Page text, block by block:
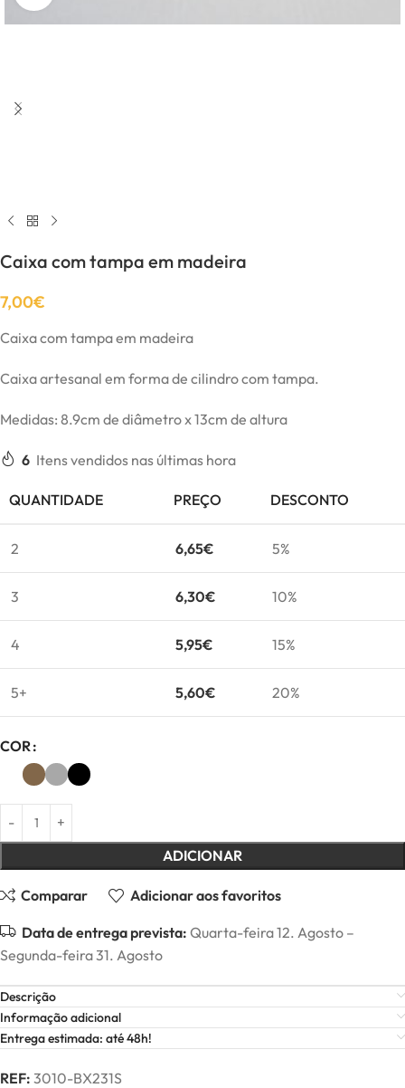
Caixa com tampa em madeira
7,00€
Caixa com tampa em madeira
Caixa artesanal em forma de cilindro com tampa.
Medidas: 8.9cm de diâmetro x 13cm de altura
6 Itens vendidos nas últimas hora
QUANTIDADE PREÇO DESCONTO
2 6,65€ 5%
3 6,30€ 10%
4 5,95€ 15%
5+ 5,60€ 20%
COR
ADICIONAR
Comparar Adicionar aos favoritos
Data de entrega prevista: Quarta-feira 12. Agosto –
Segunda-feira 31. Agosto
Descrição
Informação adicional
Entrega estimada: até 48h!
REF: 3010-BX231S